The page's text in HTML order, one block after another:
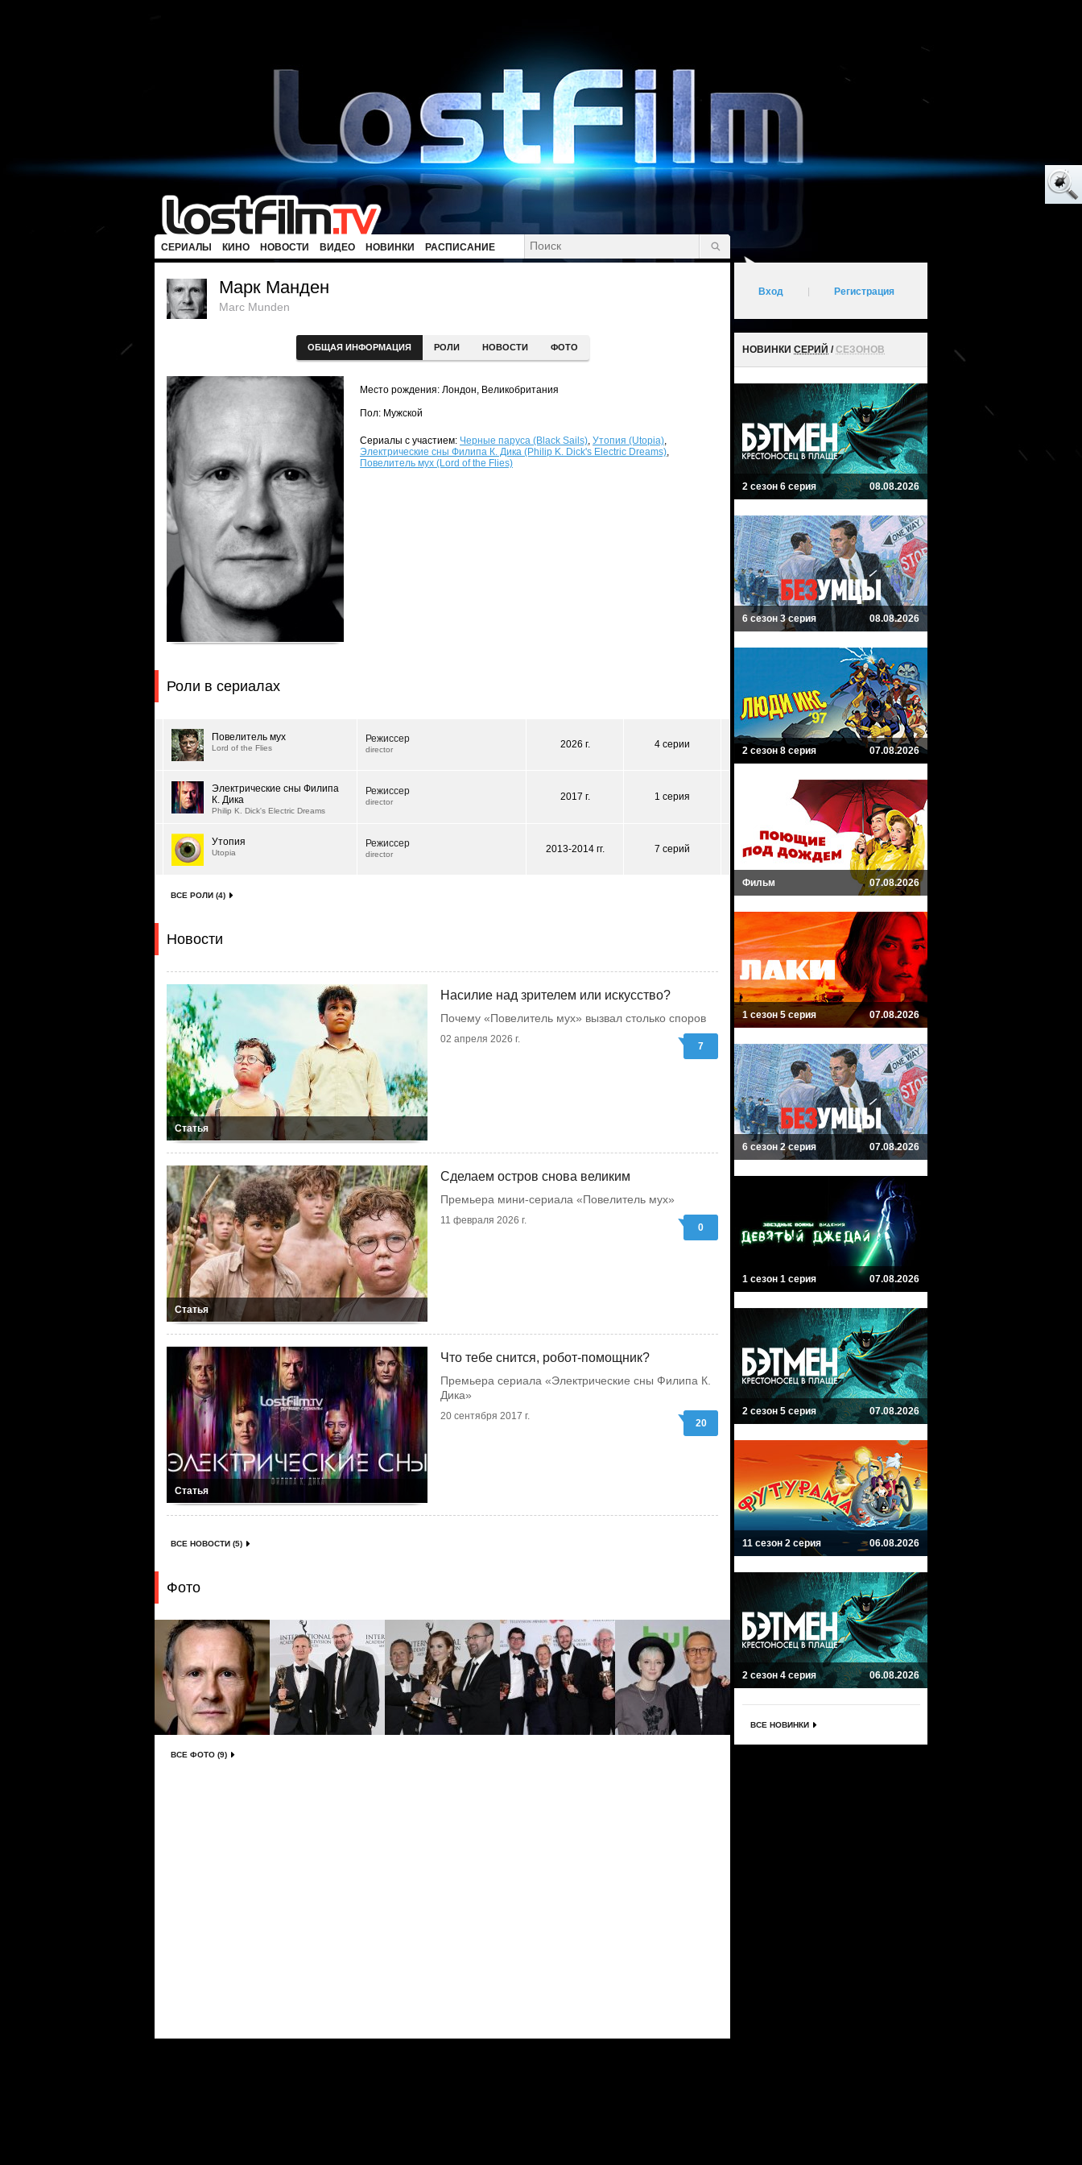
СЕРИАЛЫ КИНО НОВОСТИ ВИДЕО НОВИНКИ РАСПИСАНИЕ
Марк Манден
Marc Munden
ОБЩАЯ ИНФОРМАЦИЯ РОЛИ НОВОСТИ ФОТО
Место рождения: Лондон, Великобритания
Пол: Мужской
Сериалы с участием: Черные паруса (Black Sails), Утопия (Utopia),
Электрические сны Филипа К. Дика (Philip K. Dick's Electric Dreams),
Повелитель мух (Lord of the Flies)
Роли в сериалах
Повелитель мух
Lord of the Flies
Режиссер
director 2026 г. 4 серии
Электрические сны Филипа
К. Дика
Philip K. Dick's Electric Dreams
Режиссер
director 2017 г. 1 серия
Утопия
Utopia
Режиссер
director 2013-2014 гг. 7 серий
ВСЕ РОЛИ (4)
Новости
Статья
Насилие над зрителем или искусство?
Почему «Повелитель мух» вызвал столько споров
02 апреля 2026 г.
7
Статья
Сделаем остров снова великим
Премьера мини-сериала «Повелитель мух»
11 февраля 2026 г.
0
Статья
Что тебе снится, робот-помощник?
Премьера сериала «Электрические сны Филипа К.
Дика»
20 сентября 2017 г.
20
ВСЕ НОВОСТИ (5)
Фото
ВСЕ ФОТО (9)
Вход Регистрация
НОВИНКИ СЕРИЙ /СЕЗОНОВ
2 сезон 6 серия 08.08.2026
6 сезон 3 серия 08.08.2026
2 сезон 8 серия 07.08.2026
Фильм 07.08.2026
1 сезон 5 серия 07.08.2026
6 сезон 2 серия 07.08.2026
1 сезон 1 серия 07.08.2026
2 сезон 5 серия 07.08.2026
11 сезон 2 серия 06.08.2026
2 сезон 4 серия 06.08.2026
ВСЕ НОВИНКИ